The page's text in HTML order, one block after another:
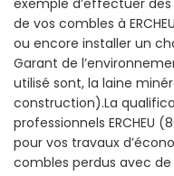
de vos combles à
ou encore installer un
Garant de
utilisé sont, la laine
construction).La
professionnels ERCHEU
pour vos travaux
combles perdus avec